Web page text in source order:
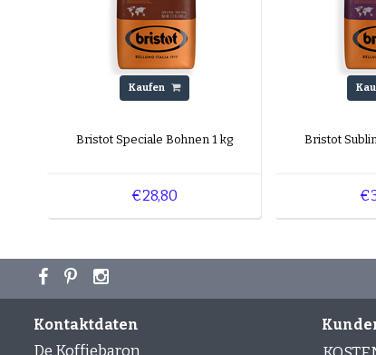
Kaufen
Bristot Speciale Bohnen 1 kg
€28,80
Bristot
Kontaktdaten
De Koffiebaron